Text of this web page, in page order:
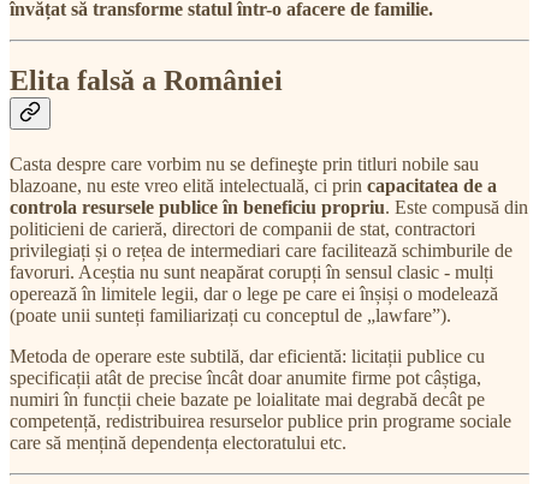
învățat să transforme statul într-o afacere de familie.
Elita falsă a României
Casta despre care vorbim nu se defineşte prin titluri nobile sau
blazoane, nu este vreo elită intelectuală, ci prin capacitatea de a
controla resursele publice în beneficiu propriu. Este compusă din
politicieni de carieră, directori de companii de stat, contractori
privilegiați și o rețea de intermediari care facilitează schimburile de
favoruri. Aceștia nu sunt neapărat corupți în sensul clasic - mulți
operează în limitele legii, dar o lege pe care ei înșiși o modelează
(poate unii sunteți familiarizați cu conceptul de „lawfare”).
Metoda de operare este subtilă, dar eficientă: licitații publice cu
specificații atât de precise încât doar anumite firme pot câștiga,
numiri în funcții cheie bazate pe loialitate mai degrabă decât pe
competență, redistribuirea resurselor publice prin programe sociale
care să mențină dependența electoratului etc.